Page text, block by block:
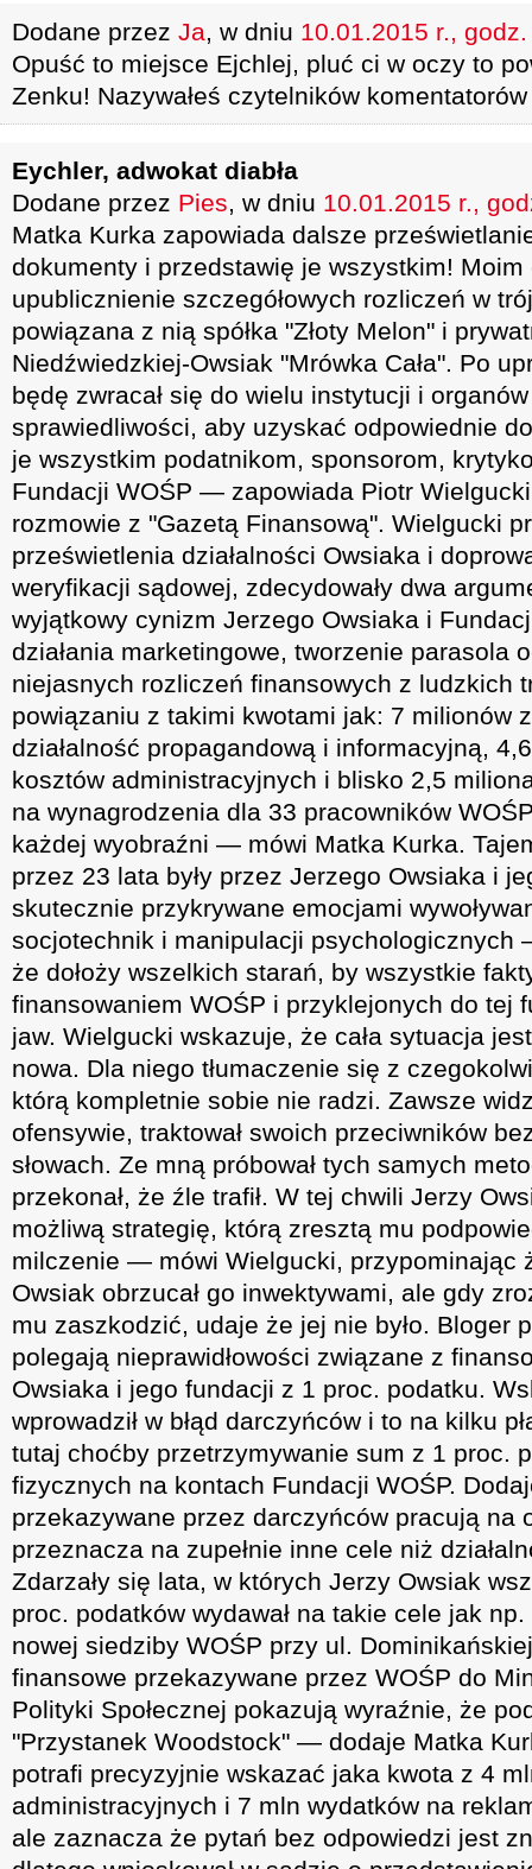
Dodane przez Ja, w dniu 10.01.2015 r.,
Opuść to miejsce Ejchlej, pluć ci w oczy to
Zenku! Nazywałeś czytelników komentatorów
Eychler, adwokat diabła
Dodane przez Pies, w dniu 10.01.2015 r.,
Matka Kurka zapowiada dalsze
dokumenty i przedstawię je wszystkim! Moim
upublicznienie szczegółowych rozliczeń w
powiązana z nią spółka "Złoty Melon" i
Niedźwiedzkiej-Owsiak "Mrówka Cała". Po
będę zwracał się do wielu instytucji i
sprawiedliwości, aby uzyskać odpowiednie
je wszystkim podatnikom, sponsorom,
Fundacji WOŚP — zapowiada Piotr
rozmowie z "Gazetą Finansową". Wielgucki
prześwietlenia działalności Owsiaka i
weryfikacji sądowej, zdecydowały dwa
wyjątkowy cynizm Jerzego Owsiaka i
działania marketingowe, tworzenie parasola
niejasnych rozliczeń finansowych z ludzkich
powiązaniu z takimi kwotami jak: 7 milionów
działalność propagandową i informacyjną,
kosztów administracyjnych i blisko 2,5
na wynagrodzenia dla 33 pracowników
każdej wyobraźni — mówi Matka Kurka.
przez 23 lata były przez Jerzego Owsiaka i
skutecznie przykrywane emocjami
socjotechnik i manipulacji psychologicznych
że dołoży wszelkich starań, by wszystkie
finansowaniem WOŚP i przyklejonych do tej
jaw. Wielgucki wskazuje, że cała sytuacja
nowa. Dla niego tłumaczenie się z
którą kompletnie sobie nie radzi. Zawsze
ofensywie, traktował swoich przeciwników
słowach. Ze mną próbował tych samych
przekonał, że źle trafił. W tej chwili Jerzy
możliwą strategię, którą zresztą mu
milczenie — mówi Wielgucki, przypominając
Owsiak obrzucał go inwektywami, ale gdy
mu zaszkodzić, udaje że jej nie było. Bloger
polegają nieprawidłowości związane z
Owsiaka i jego fundacji z 1 proc. podatku.
wprowadził w błąd darczyńców i to na kilku
tutaj choćby przetrzymywanie sum z 1 proc.
fizycznych na kontach Fundacji WOŚP.
przekazywane przez darczyńców pracują na
przeznacza na zupełnie inne cele niż
Zdarzały się lata, w których Jerzy Owsiak
proc. podatków wydawał na takie cele jak
nowej siedziby WOŚP przy ul.
finansowe przekazywane przez WOŚP do
Polityki Społecznej pokazują wyraźnie, że
"Przystanek Woodstock" — dodaje Matka
potrafi precyzyjnie wskazać jaka kwota z 4
administracyjnych i 7 mln wydatków na
ale zaznacza że pytań bez odpowiedzi jest